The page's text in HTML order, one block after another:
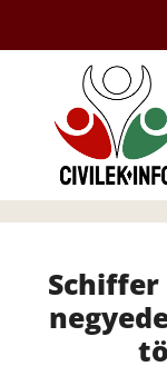
tartalomba